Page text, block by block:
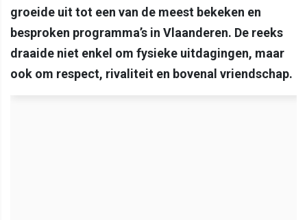
groeide uit tot een van de meest bekeken en
besproken programma’s in Vlaanderen. De reeks
draaide niet enkel om fysieke uitdagingen, maar
ook om respect, rivaliteit en bovenal vriendschap.